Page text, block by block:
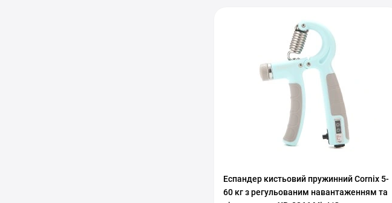
Еспандер кистьовий пружинний Cornix 5-
60 кг з регульованим навантаженням та